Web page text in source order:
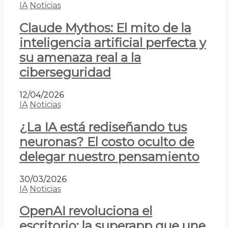
IA Noticias
Claude Mythos: El mito de la
inteligencia artificial perfecta y
su amenaza real a la
ciberseguridad
12/04/2026
IA Noticias
¿La IA está rediseñando tus
neuronas? El costo oculto de
delegar nuestro pensamiento
30/03/2026
IA Noticias
OpenAI revoluciona el